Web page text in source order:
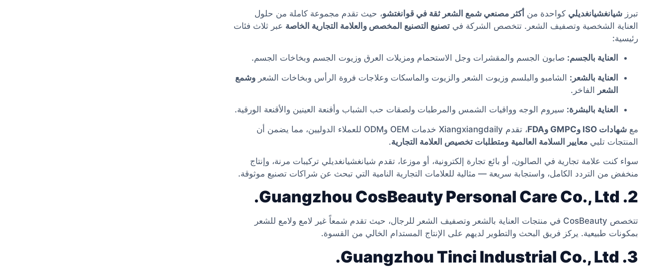
تبرز شيانغشيانغديلي كواحدة من أكثر مصنعي شمع الشعر ثقة في قوانغتشو، حيث تقدم مجموعة كاملة من حلول
العناية الشخصية وتصفيف الشعر. تتخصص الشركة في تصنيع التصنيع المخصص والعلامة التجارية الخاصة عبر ثلاث فئات
رئيسية:
العناية بالجسم: صابون الجسم والمقشرات وجل الاستحمام ومزيلات العرق وزيوت الجسم وبخاخات الجسم.
العناية بالشعر: الشامبو والبلسم وزيوت الشعر والزيوت والماسكات وعلاجات فروة الرأس وبخاخات الشعر وشمع
الشعر الفاخر.
العناية بالبشرة: سيروم الوجه وواقيات الشمس والمرطبات ولصقات حب الشباب وأقنعة العينين والأقنعة الورقية.
مع شهادات ISO وGMPC وFDA
، تقدم Xiangxiangdaily خدمات OEM وODM للعملاء الدوليين، مما يضمن أن
المنتجات تلبي معايير السلامة العالمية ومتطلبات تخصيص العلامة التجارية.
سواء كنت علامة تجارية في الصالون، أو بائع تجارة إلكترونية، أو موزعا، تقدم شيانغشيانغديلي تركيبات مرنة، وإنتاج
منخفض من التردد الكامل، واستجابة سريعة — مثالية للعلامات التجارية النامية التي تبحث عن شراكات تصنيع موثوقة.
2. Guangzhou CosBeauty Personal Care Co., Ltd.
تتخصص CosBeauty في منتجات العناية بالشعر وتصفيف الشعر للرجال، حيث تقدم شمعاً غير لامع ولامع للشعر
بمكونات طبيعية. يركز فريق البحث والتطوير لديهم على الإنتاج المستدام الخالي من القسوة.
3. Guangzhou Tinci Industrial Co., Ltd.